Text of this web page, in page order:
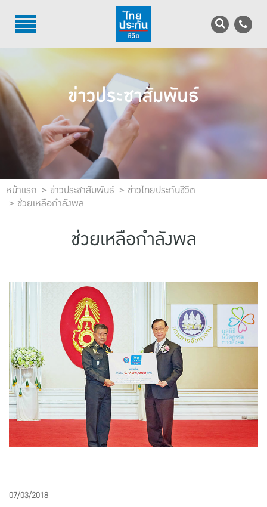
TH EN
บริการลูกค้า
บริการตัวแทน
รู้จักไทยประกันชีวิต
นักลงทุนสัมพันธ์
เพื่อสังคมไทย
แบบประกันที่เหมาะกับช่วงอายุ
เปรียบเทียบแบบประกัน
เลือกแบบประกันที่เหมาะกับคุณ
TL Learning Center
ข่าวประชาสัมพันธ์
หน้าแรก ข่าวประชาสัมพันธ์
ข่าวไทยประกันชีวิต
ช่วยเหลือกำลังพล
ช่วยเหลือกำลังพล
07/03/2018